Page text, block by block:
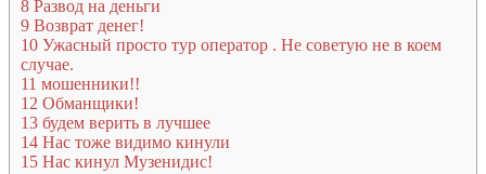
8 Развод на деньги
9 Возврат денег!
10 Ужасный просто тур оператор . Не советую не в коем
случае.
11 мошенники!!
12 Обманщики!
13 будем верить в лучшее
14 Нас тоже видимо кинули
15 Нас кинул Музенидис!